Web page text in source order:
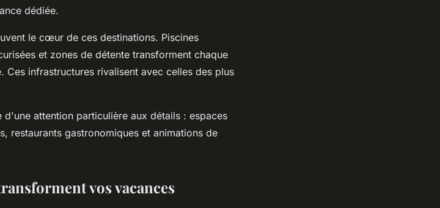
dédiée.
le cœur de ces destinations. Piscines
et zones de détente transforment chaque
Ces infrastructures rivalisent avec celles des plus
attention particulière aux détails : espaces
restaurants gastronomiques et animations de
vos vacances